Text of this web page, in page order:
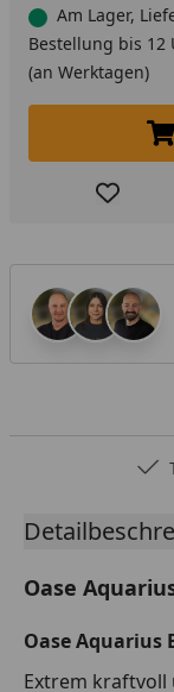
Am Lager,
Bestellung bis 12
(an Werktagen)
Oase
Oase Aquarius
Extrem kraftvoll